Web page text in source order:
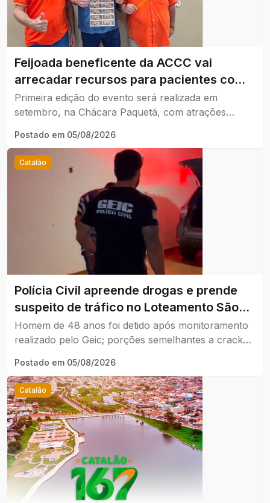
Feijoada beneficente da ACCC vai
arrecadar recursos para pacientes com
câncer em Catalão.
Primeira edição do evento será realizada em
setembro, na Chácara Paquetá, com atrações
Postado em 05/08/2026
Catalão
Polícia Civil apreende drogas e prende
suspeito de tráfico no Loteamento São
Lucas, em Catalão.
Homem de 48 anos foi detido após monitoramento
realizado pelo Geic; porções semelhantes a crack
Postado em 05/08/2026
Catalão